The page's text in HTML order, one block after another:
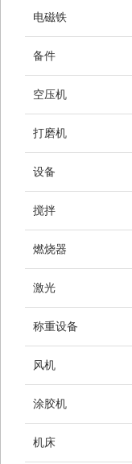
电磁铁
备件
空压机
打磨机
设备
搅拌
燃烧器
激光
称重设备
风机
涂胶机
机床